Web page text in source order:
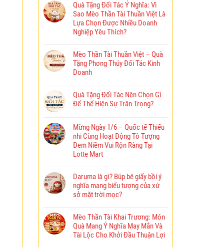
Quà Tặng Đối Tác Ý Nghĩa: Vì
Sao Mèo Thần Tài Thuần Việt Là
Lựa Chọn Được Nhiều Doanh
Nghiệp Yêu Thích?
Mèo Thần Tài Thuần Việt – Quà
Tặng Phong Thủy Đối Tác Kinh
Doanh
Quà Tặng Đối Tác Nên Chọn Gì
Để Thể Hiện Sự Trân Trọng?
Mừng Ngày 1/6 – Quốc tế Thiếu
nhi Cùng Hoạt Động Tô Tượng
Đem Niềm Vui Rộn Ràng Tại
Lotte Mart
Daruma là gì? Búp bê giấy bồi ý
nghĩa mang biểu tượng của xứ
sở mặt trời mọc?
Mèo Thần Tài Khai Trương: Món
Quà Mang Ý Nghĩa May Mắn Và
Tài Lộc Cho Khởi Đầu Thuận Lợi